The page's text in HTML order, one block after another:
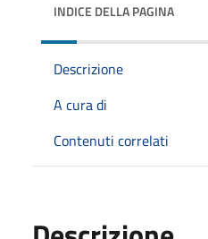
INDICE DELLA PAGINA
Descrizione
A cura di
Contenuti correlati